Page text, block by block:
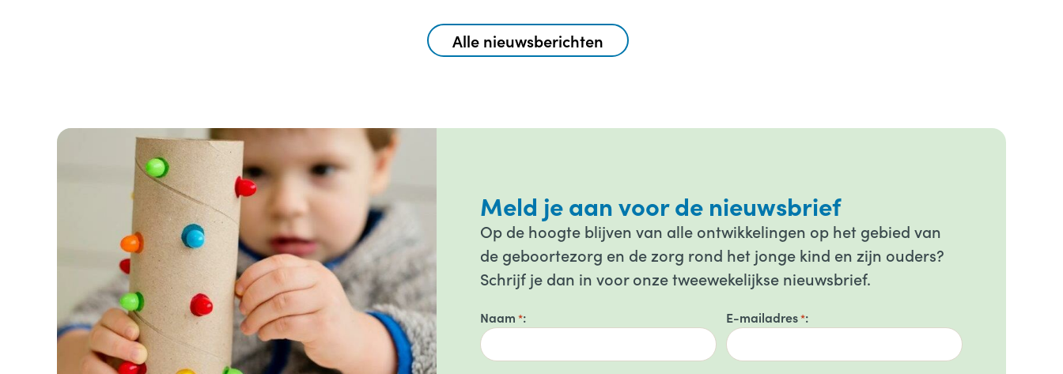
Alle nieuwsberichten
Meld je aan voor de nieuwsbrief
Op de hoogte blijven van alle ontwikkelingen op het gebied van
de geboortezorg en de zorg rond het jonge kind en zijn ouders?
Schrijf je dan in voor onze tweewekelijkse nieuwsbrief.
Naam * E-mailadres*